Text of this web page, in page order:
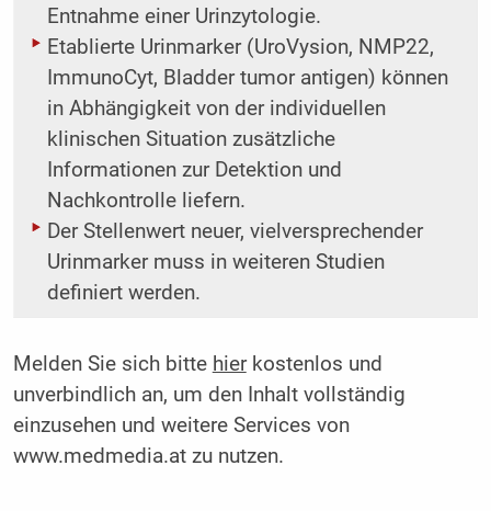
Entnahme einer Urinzytologie.
Etablierte Urinmarker (UroVysion, NMP22,
ImmunoCyt, Bladder tumor antigen) können
in Abhängigkeit von der individuellen
klinischen Situation zusätzliche
Informationen zur Detektion und
Nachkontrolle liefern.
Der Stellenwert neuer, vielversprechender
Urinmarker muss in weiteren Studien
definiert werden.
Melden Sie sich bitte hierkostenlos und
unverbindlich an, um den Inhalt vollständig
einzusehen und weitere Services von
www.medmedia.at zu nutzen.